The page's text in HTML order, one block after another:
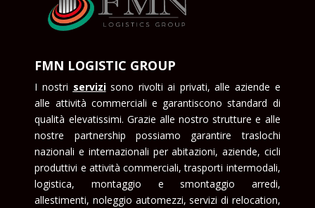
FMN LOGISTIC GROUP
I nostri servizisono rivolti ai privati, alle aziende e
alle attività commerciali e garantiscono standard di
qualità elevatissimi. Grazie alle nostro strutture e alle
nostre partnership possiamo garantire traslochi
nazionali e internazionali per abitazioni, aziende, cicli
produttivi e attività commerciali, trasporti intermodali,
logistica, montaggio e smontaggio arredi,
allestimenti, noleggio automezzi, servizi di relocation,